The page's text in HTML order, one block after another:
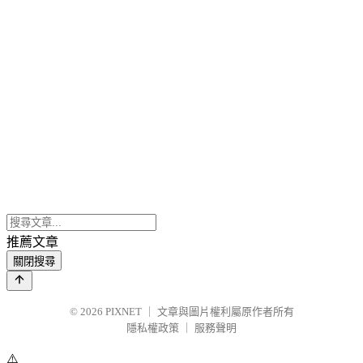
推薦文章
關閉搜尋
© 2026 PIXNET
文章與圖片權利屬原作者所有
隱私權政策
服務聲明
⚠️